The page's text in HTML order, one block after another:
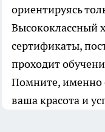
ориентируясь
Высококлассный
сертификаты,
проходит
Помните, именно
ваша красота и